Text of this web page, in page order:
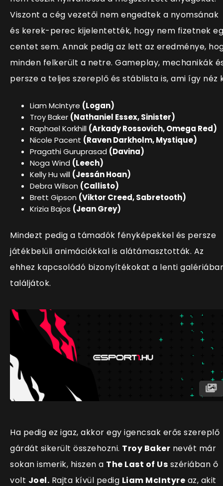
Viszont a cég vezetői nem engedtek a nyomsának
és kerek-perec kijelentették, hogy nem fizetnek
centet sem. Annak pedig az lett az eredménye,
minden felkerült a netre. Gameplay, mechanikák
persze a teljes szereplő és stáblista is, ami így néz
Liam McIntyre (Logan)
Troy Baker (Nathaniel Essex, Sinister)
Raphael Korkhill (Arkady Rossovich, Omega Red)
Nicole Pacent (Raven Darkholm, Mystique)
Pragathi Guruprasad (Davina)
Noga Wind (Leech)
Kelly Hu will (Jessán Hoan)
Debra Wilson (Callisto)
Brett Gipson (Viktor Creed, Sabretooth)
Krizia Bajos (Jean Grey)
Mindezt pedig a támadók fényképekkel és persze
játékbelüli animációkkal is alátámasztották. Az
ehhez kapcsolódó bizonyítékokat a lenti
találjátok.
Ha pedig ez igaz, akkor egy igencsak erős szereplő
gárdát sikerült összehozni. Troy Baker nevét már
sokan ismerik, hiszen a The Last of Us szériában ő
volt Joel. Rajta kívül pedig Liam McIntyre az, akit